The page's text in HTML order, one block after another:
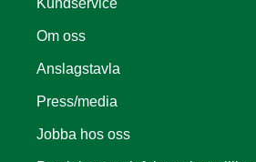
Om oss
Anslagstavla
Press/media
Jobba hos oss